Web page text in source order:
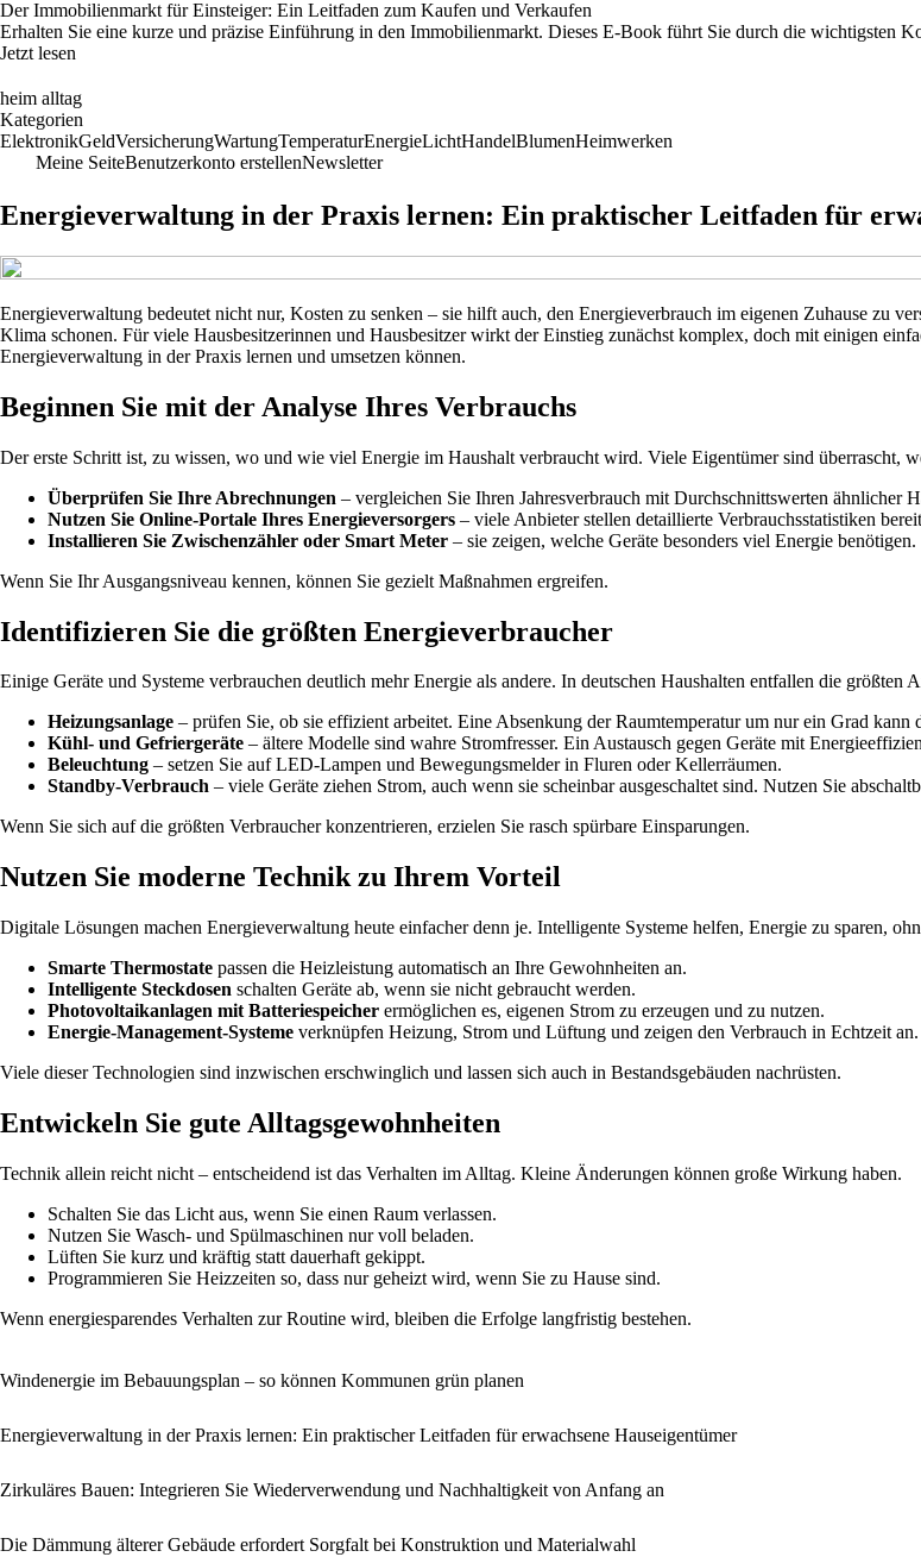
Der Immobilienmarkt für Einsteiger: Ein Leitfaden zum Kaufen und Verkaufen
Erhalten Sie eine kurze und präzise Einführung in den Immobilienmarkt. Dieses E-Book führt Sie durch die wichtigsten
Jetzt lesen
heim alltag
Kategorien
ElektronikGeldVersicherungWartungTemperaturEnergieLichtHandelBlumenHeimwerken
Meine SeiteBenutzerkonto erstellenNewsletter
Energieverwaltung in der Praxis lernen: Ein praktischer Leitfaden für
Energieverwaltung bedeutet nicht nur, Kosten zu senken – sie hilft auch, den Energieverbrauch im eigenen Zuhause zu
Klima schonen. Für viele Hausbesitzerinnen und Hausbesitzer wirkt der Einstieg zunächst komplex, doch mit einigen
Energieverwaltung in der Praxis lernen und umsetzen können.
Beginnen Sie mit der Analyse Ihres Verbrauchs
Der erste Schritt ist, zu wissen, wo und wie viel Energie im Haushalt verbraucht wird. Viele Eigentümer sind überrascht,
Überprüfen Sie Ihre Abrechnungen – vergleichen Sie Ihren Jahresverbrauch mit Durchschnittswerten ähnlicher
Nutzen Sie Online-Portale Ihres Energieversorgers – viele Anbieter stellen detaillierte Verbrauchsstatistiken
Installieren Sie Zwischenzähler oder Smart Meter – sie zeigen, welche Geräte besonders viel Energie benötigen.
Wenn Sie Ihr Ausgangsniveau kennen, können Sie gezielt Maßnahmen ergreifen.
Identifizieren Sie die größten Energieverbraucher
Einige Geräte und Systeme verbrauchen deutlich mehr Energie als andere. In deutschen Haushalten entfallen die größten
Heizungsanlage – prüfen Sie, ob sie effizient arbeitet. Eine Absenkung der Raumtemperatur um nur ein Grad kann
Kühl- und Gefriergeräte – ältere Modelle sind wahre Stromfresser. Ein Austausch gegen Geräte mit
Beleuchtung – setzen Sie auf LED-Lampen und Bewegungsmelder in Fluren oder Kellerräumen.
Standby-Verbrauch – viele Geräte ziehen Strom, auch wenn sie scheinbar ausgeschaltet sind. Nutzen Sie
Wenn Sie sich auf die größten Verbraucher konzentrieren, erzielen Sie rasch spürbare Einsparungen.
Nutzen Sie moderne Technik zu Ihrem Vorteil
Digitale Lösungen machen Energieverwaltung heute einfacher denn je. Intelligente Systeme helfen, Energie zu sparen,
Smarte Thermostate passen die Heizleistung automatisch an Ihre Gewohnheiten an.
Intelligente Steckdosen schalten Geräte ab, wenn sie nicht gebraucht werden.
Photovoltaikanlagen mit Batteriespeicher ermöglichen es, eigenen Strom zu erzeugen und zu nutzen.
Energie-Management-Systeme verknüpfen Heizung, Strom und Lüftung und zeigen den Verbrauch in Echtzeit an.
Viele dieser Technologien sind inzwischen erschwinglich und lassen sich auch in Bestandsgebäuden nachrüsten.
Entwickeln Sie gute Alltagsgewohnheiten
Technik allein reicht nicht – entscheidend ist das Verhalten im Alltag. Kleine Änderungen können große Wirkung haben.
Schalten Sie das Licht aus, wenn Sie einen Raum verlassen.
Nutzen Sie Wasch- und Spülmaschinen nur voll beladen.
Lüften Sie kurz und kräftig statt dauerhaft gekippt.
Programmieren Sie Heizzeiten so, dass nur geheizt wird, wenn Sie zu Hause sind.
Wenn energiesparendes Verhalten zur Routine wird, bleiben die Erfolge langfristig bestehen.
Windenergie im Bebauungsplan – so können Kommunen grün planen
Energieverwaltung in der Praxis lernen: Ein praktischer Leitfaden für erwachsene Hauseigentümer
Zirkuläres Bauen: Integrieren Sie Wiederverwendung und Nachhaltigkeit von Anfang an
Die Dämmung älterer Gebäude erfordert Sorgfalt bei Konstruktion und Materialwahl